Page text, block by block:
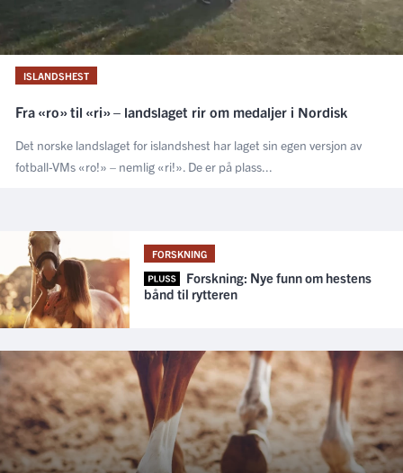
ISLANDSHEST
Fra «ro» til «ri» – landslaget rir om medaljer i Nordisk
Det norske landslaget for islandshest har laget sin egen versjon av
fotball-VMs «ro!» – nemlig «ri!». De er på plass...
FORSKNING
Forskning: Nye funn om hestens
bånd til rytteren